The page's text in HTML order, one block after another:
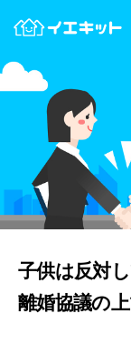
子供は反対
離婚協議の